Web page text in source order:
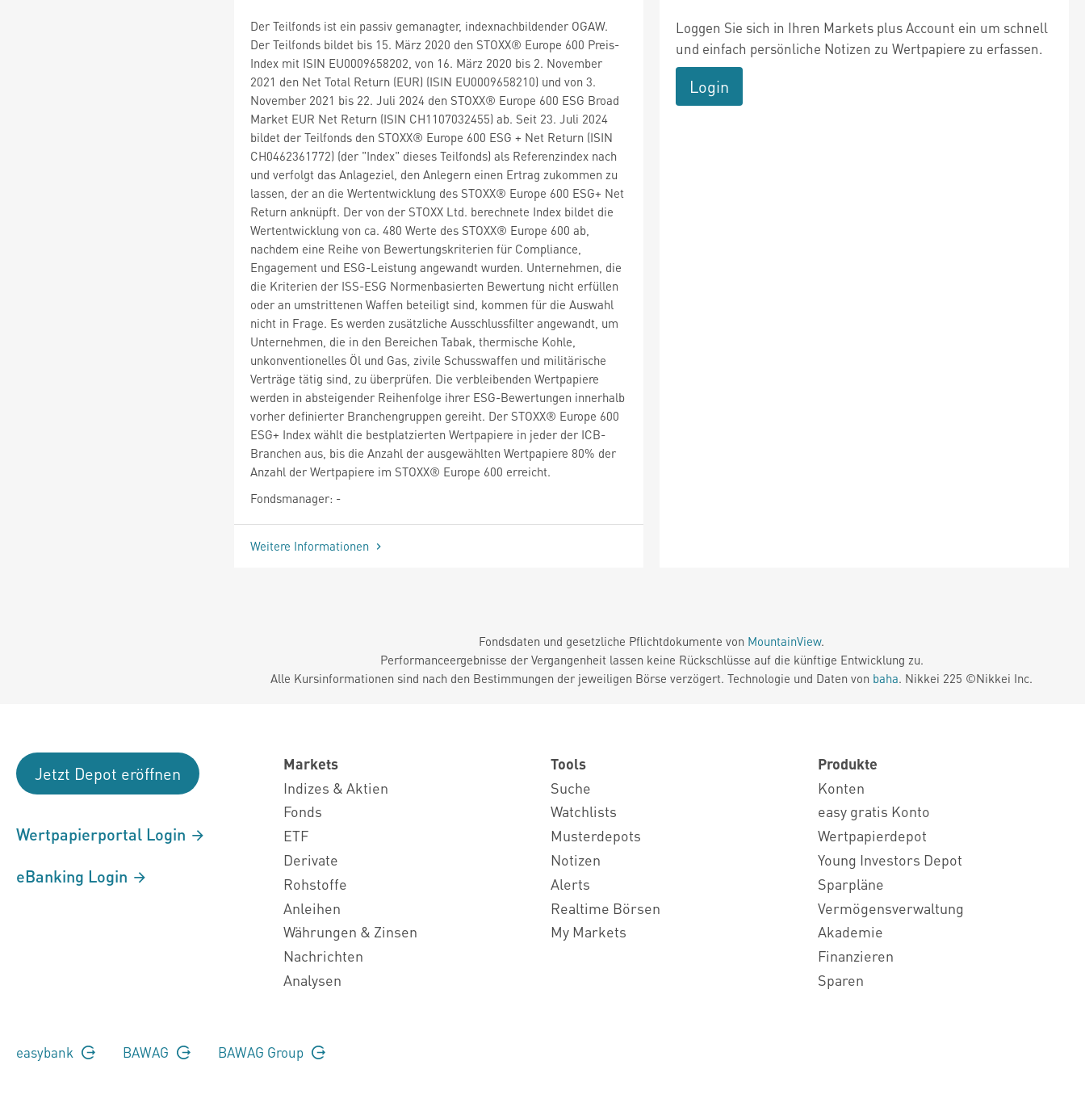
Der Teilfonds ist ein passiv gemanagter, indexnachbildender OGAW.
Der Teilfonds bildet bis 15. März 2020 den STOXX® Europe 600 Preis-
Index mit ISIN EU0009658202, von 16. März 2020 bis 2. November
2021 den Net Total Return (EUR) (ISIN EU0009658210) und von 3.
November 2021 bis 22. Juli 2024 den STOXX® Europe 600 ESG Broad
Market EUR Net Return (ISIN CH1107032455) ab. Seit 23. Juli 2024
bildet der Teilfonds den STOXX® Europe 600 ESG + Net Return (ISIN
CH0462361772) (der "Index" dieses Teilfonds) als Referenzindex nach
und verfolgt das Anlageziel, den Anlegern einen Ertrag zukommen zu
lassen, der an die Wertentwicklung des STOXX® Europe 600 ESG+ Net
Return anknüpft. Der von der STOXX Ltd. berechnete Index bildet die
Wertentwicklung von ca. 480 Werte des STOXX® Europe 600 ab,
nachdem eine Reihe von Bewertungskriterien für Compliance,
Engagement und ESG-Leistung angewandt wurden. Unternehmen, die
die Kriterien der ISS-ESG Normenbasierten Bewertung nicht erfüllen
oder an umstrittenen Waffen beteiligt sind, kommen für die Auswahl
nicht in Frage. Es werden zusätzliche Ausschlussfilter angewandt, um
Unternehmen, die in den Bereichen Tabak, thermische Kohle,
unkonventionelles Öl und Gas, zivile Schusswaffen und militärische
Verträge tätig sind, zu überprüfen. Die verbleibenden Wertpapiere
werden in absteigender Reihenfolge ihrer ESG-Bewertungen innerhalb
vorher definierter Branchengruppen gereiht. Der STOXX® Europe 600
ESG+ Index wählt die bestplatzierten Wertpapiere in jeder der ICB-
Branchen aus, bis die Anzahl der ausgewählten Wertpapiere 80% der
Anzahl der Wertpapiere im STOXX® Europe 600 erreicht.
Fondsmanager: -
Weitere Informationen
Loggen Sie sich in Ihren Markets plus Account ein um schnell
und einfach persönliche Notizen zu Wertpapiere zu erfassen.
Login
Fondsdaten und gesetzliche Pflichtdokumente von MountainView.
Performanceergebnisse der Vergangenheit lassen keine Rückschlüsse auf die künftige Entwicklung zu.
Alle Kursinformationen sind nach den Bestimmungen der jeweiligen Börse verzögert. Technologie und Daten von baha. Nikkei 225 ©Nikkei Inc.
Jetzt Depot eröffnen
Wertpapierportal Login
eBanking Login
Markets
Indizes & Aktien
Fonds
ETF
Derivate
Rohstoffe
Anleihen
Währungen & Zinsen
Nachrichten
Analysen
Tools
Suche
Watchlists
Musterdepots
Notizen
Alerts
Realtime Börsen
My Markets
Produkte
Konten
easy gratis Konto
Wertpapierdepot
Young Investors Depot
Sparpläne
Vermögensverwaltung
Akademie
Finanzieren
Sparen
easybank BAWAG BAWAG Group